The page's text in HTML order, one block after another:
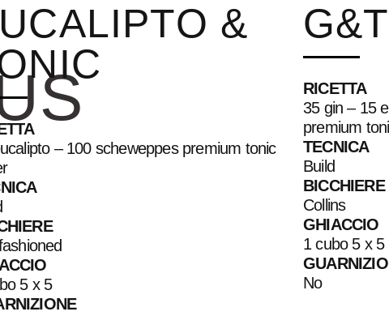
&
– 100 scheweppes premium tonic
5 x 5
G&T
RICETTA
35 gin – 15
premium
TECNICA
Build
BICCHIERE
Collins
GHIACCIO
1 cubo 5 x 5
No